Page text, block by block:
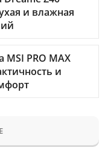
и влажная
PRO MAX
и